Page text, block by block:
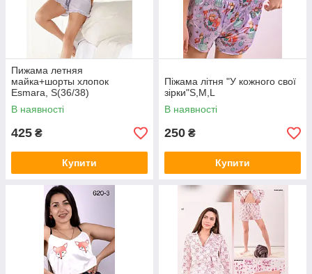
Пижама летняя
майка+шорты хлопок
Esmara, S(36/38)
В наявності
425 ₴
Купити
Піжама літня "У кожного свої
зірки"S,M,L
В наявності
250 ₴
Купити